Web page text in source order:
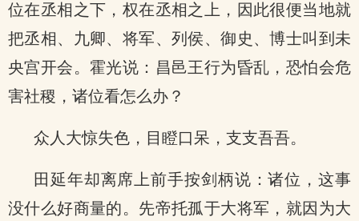
位在丞相之下，权在丞相之上，因此很便当地就
把丞相、九卿、将军、列侯、御史、博士叫到未
央宫开会。霍光说：昌邑王行为昏乱，恐怕会危
害社稷，诸位看怎么办？
众人大惊失色，目瞪口呆，支支吾吾。
田延年却离席上前手按剑柄说：诸位，这事
没什么好商量的。先帝托孤于大将军，就因为大